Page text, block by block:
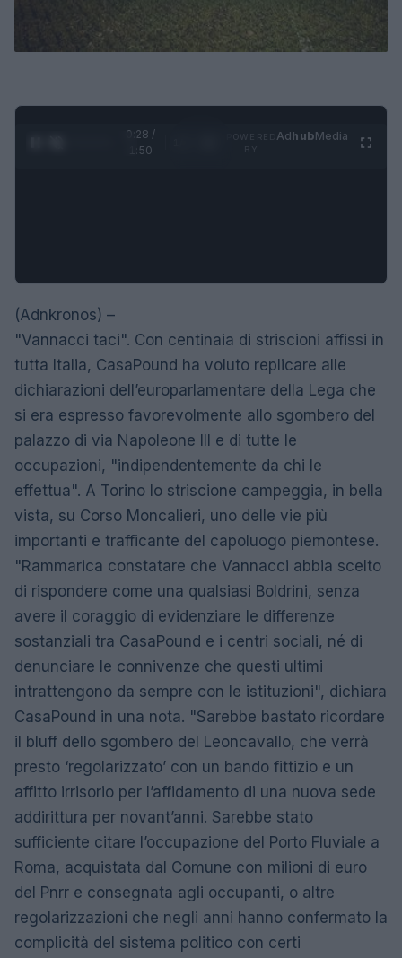
0:28 /
1:50
AdhubMedia
(Adnkronos) –
"Vannacci taci". Con centinaia di striscioni affissi in
tutta Italia, CasaPound ha voluto replicare alle
dichiarazioni dell’europarlamentare della Lega che
si era espresso favorevolmente allo sgombero del
palazzo di via Napoleone III e di tutte le
occupazioni, "indipendentemente da chi le
effettua". A Torino lo striscione campeggia, in bella
vista, su Corso Moncalieri, uno delle vie più
importanti e trafficante del capoluogo piemontese.
"Rammarica constatare che Vannacci abbia scelto
di rispondere come una qualsiasi Boldrini, senza
avere il coraggio di evidenziare le differenze
sostanziali tra CasaPound e i centri sociali, né di
denunciare le connivenze che questi ultimi
intrattengono da sempre con le istituzioni", dichiara
CasaPound in una nota. "Sarebbe bastato ricordare
il bluff dello sgombero del Leoncavallo, che verrà
presto ‘regolarizzato’ con un bando fittizio e un
affitto irrisorio per l’affidamento di una nuova sede
addirittura per novant’anni. Sarebbe stato
sufficiente citare l’occupazione del Porto Fluviale a
Roma, acquistata dal Comune con milioni di euro
del Pnrr e consegnata agli occupanti, o altre
regolarizzazioni che negli anni hanno confermato la
complicità del sistema politico con certi